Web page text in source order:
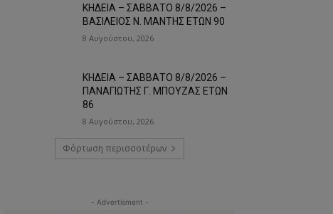
ΚΗΔΕΙΑ – ΣΑΒΒΑΤΟ 8/8/2026 –
ΒΑΣΙΛΕΙΟΣ Ν. ΜΑΝΤΗΣ ΕΤΩΝ 90
8 Αυγούστου, 2026
ΚΗΔΕΙΑ – ΣΑΒΒΑΤΟ 8/8/2026 –
ΠΑΝΑΓΙΩΤΗΣ Γ. ΜΠΟΥΖΑΣ ΕΤΩΝ
86
8 Αυγούστου, 2026
Φόρτωση περισσοτέρων
- Advertisment -